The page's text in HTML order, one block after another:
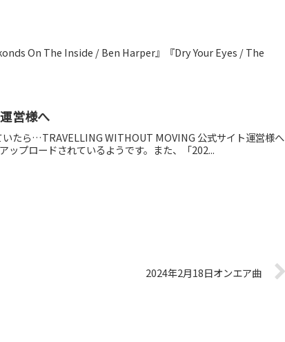
On The Inside / Ben Harper』『Dry Your Eyes / The
営様へ
たら…TRAVELLING WITHOUT MOVING 公式サイト運営様へ
プロードされているようです。また、「202...
2024年2月18日オンエア曲